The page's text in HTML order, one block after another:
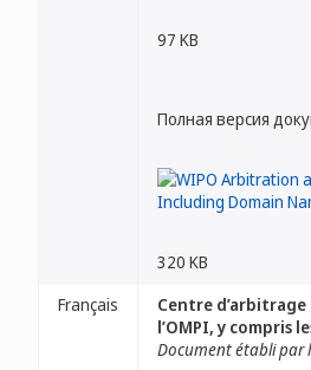
97 KB
Полная версия
320 KB
Français
Centre
l’OMPI, y compris
Document établi par